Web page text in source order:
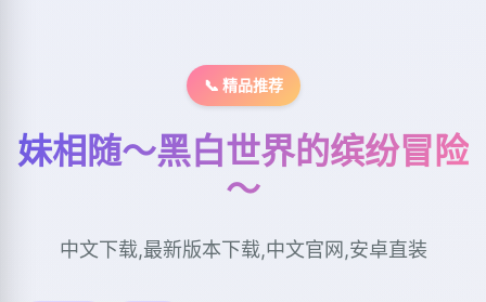
📞 精品推荐
妹相随～黑白世界的缤纷冒险
～
中文下载,最新版本下载,中文官网,安卓直装